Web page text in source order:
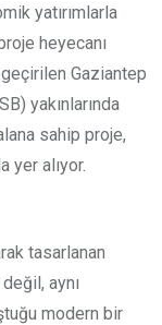
yatırımlarla
heyecanı
geçirilen Gaziantep
yakınlarında
sahip proje,
yer alıyor.
tasarlanan
aynı
modern bir